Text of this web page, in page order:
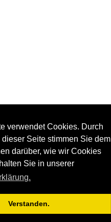
verwendet Cookies. Durch
Seite stimmen Sie dem
darüber, wie wir Cookies
Sie in unserer
Verstanden.